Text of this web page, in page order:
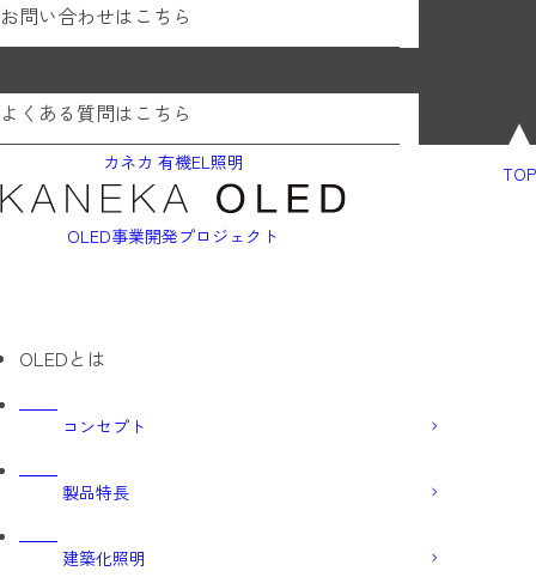
お問い合わせはこちら
よくある質問はこちら
TOP
カネカ 有機EL照明
OLED事業開発プロジェクト
OLEDとは
コンセプト
製品特長
建築化照明